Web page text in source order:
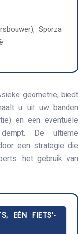
Sporza
geometrie, biedt
u uit uw banden
en een eventuele
De ultieme
een strategie die
het gebruik van
EÉN FIETS’-